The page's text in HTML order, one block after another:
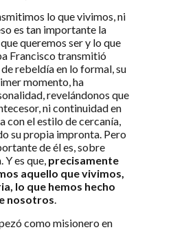
lo que vivimos, ni
es tan importante la
queremos ser y lo que
Francisco transmitió
rebeldía en lo formal, su
momento, ha
revelándonos que
ni continuidad en
con el estilo de cercanía,
su propia impronta. Pero
de él es, sobre
es que, precisamente
aquello que vivimos,
lo que hemos hecho
nosotros.
como misionero en